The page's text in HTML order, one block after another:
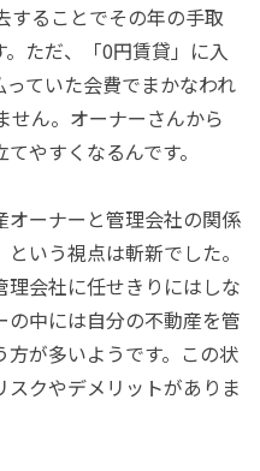
することでその年の手取
ただ、「0円賃貸」に入
ていた会費でまかなわれ
せん。オーナーさんから
やすくなるんです。
オーナーと管理会社の関係
いう視点は斬新でした。
会社に任せきりにはしな
中には自分の不動産を管
が多いようです。この状
クやデメリットがありま